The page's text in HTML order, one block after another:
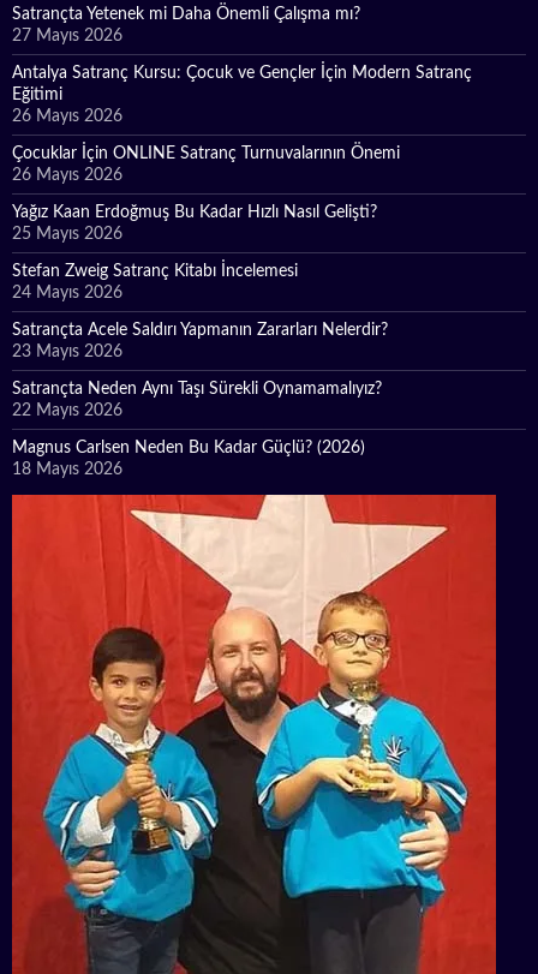
Satrançta Yetenek mi Daha Önemli Çalışma mı?
27 Mayıs 2026
Antalya Satranç Kursu: Çocuk ve Gençler İçin Modern Satranç
Eğitimi
26 Mayıs 2026
Çocuklar İçin ONLINE Satranç Turnuvalarının Önemi
26 Mayıs 2026
Yağız Kaan Erdoğmuş Bu Kadar Hızlı Nasıl Gelişti?
25 Mayıs 2026
Stefan Zweig Satranç Kitabı İncelemesi
24 Mayıs 2026
Satrançta Acele Saldırı Yapmanın Zararları Nelerdir?
23 Mayıs 2026
Satrançta Neden Aynı Taşı Sürekli Oynamamalıyız?
22 Mayıs 2026
Magnus Carlsen Neden Bu Kadar Güçlü? (2026)
18 Mayıs 2026